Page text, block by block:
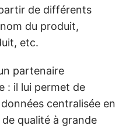
de différents
du produit,
etc.
partenaire
: il lui permet de
centralisée en
qualité à grande